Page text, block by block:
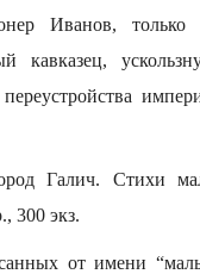
Иванов,
кавказец,
Галич. Стихи
300 экз.
от имени